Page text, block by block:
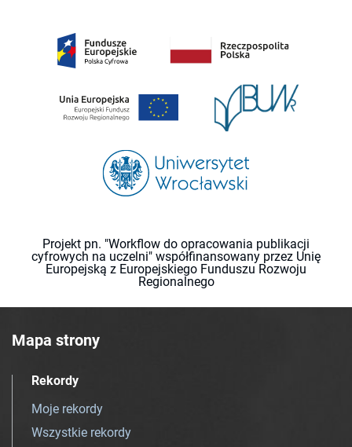
Projekt pn. "Workflow do opracowania publikacji
cyfrowych na uczelni" współfinansowany przez Unię
Europejską z Europejskiego Funduszu Rozwoju
Regionalnego
Mapa strony
Rekordy
Moje rekordy
Wszystkie rekordy